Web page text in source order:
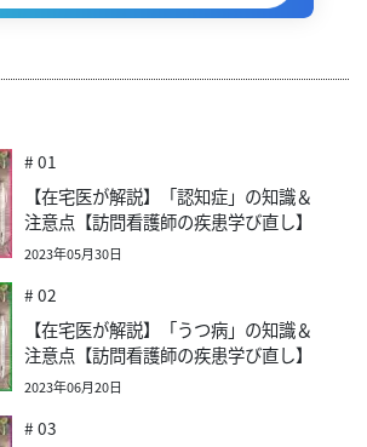
# 01
【在宅医が解説】「認知症」の知識＆
注意点【訪問看護師の疾患学び直し】
2023年05月30日
# 02
【在宅医が解説】「うつ病」の知識＆
注意点【訪問看護師の疾患学び直し】
2023年06月20日
# 03